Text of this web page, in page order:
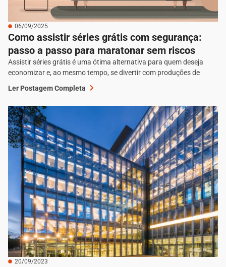
06/09/2025
Como assistir séries grátis com segurança:
passo a passo para maratonar sem riscos
Assistir séries grátis é uma ótima alternativa para quem deseja
economizar e, ao mesmo tempo, se divertir com produções de
Ler Postagem Completa
20/09/2023